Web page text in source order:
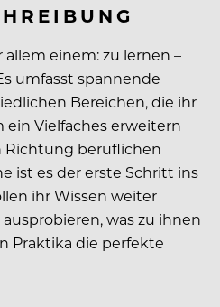
einem: zu lernen –
umfasst spannende
Bereichen, die ihr
Vielfaches erweitern
Richtung beruflichen
ist es der erste Schritt ins
ihr Wissen weiter
was zu ihnen
Praktika die perfekte